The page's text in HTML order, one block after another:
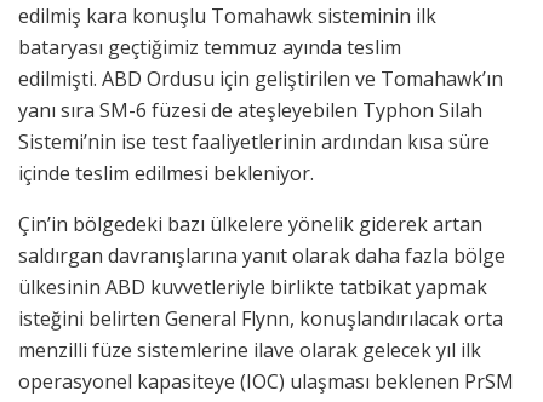
edilmiş kara konuşlu Tomahawk sisteminin ilk
bataryası geçtiğimiz temmuz ayında teslim
edilmişti. ABD Ordusu için geliştirilen ve Tomahawk’ın
yanı sıra SM-6 füzesi de ateşleyebilen Typhon Silah
Sistemi’nin ise test faaliyetlerinin ardından kısa süre
içinde teslim edilmesi bekleniyor.
Çin’in bölgedeki bazı ülkelere yönelik giderek artan
saldırgan davranışlarına yanıt olarak daha fazla bölge
ülkesinin ABD kuvvetleriyle birlikte tatbikat yapmak
isteğini belirten General Flynn, konuşlandırılacak orta
menzilli füze sistemlerine ilave olarak gelecek yıl ilk
operasyonel kapasiteye (IOC) ulaşması beklenen PrSM